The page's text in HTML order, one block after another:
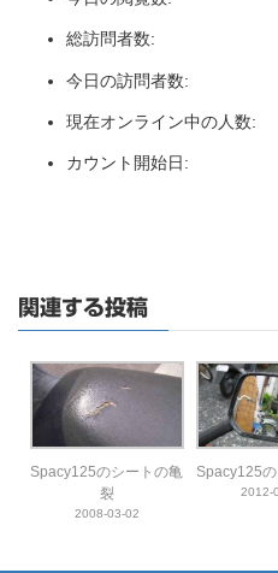
総訪問者数:
今日の訪問者数:
現在オンライン中の人数:
カウント開始日:
関連する投稿
Spacy125のシートの亀
裂
2008-03-02
Spacy125
2012-